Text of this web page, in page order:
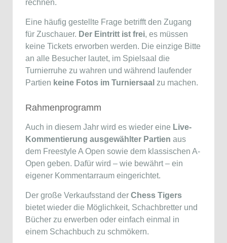
rechnen.
Eine häufig gestellte Frage betrifft den Zugang
für Zuschauer. Der Eintritt ist frei, es müssen
keine Tickets erworben werden. Die einzige Bitte
an alle Besucher lautet, im Spielsaal die
Turnierruhe zu wahren und während laufender
Partien keine Fotos im Turniersaal zu machen.
Rahmenprogramm
Auch in diesem Jahr wird es wieder eine Live-
Kommentierung ausgewählter Partien aus
dem Freestyle A Open sowie dem klassischen A-
Open geben. Dafür wird – wie bewährt – ein
eigener Kommentarraum eingerichtet.
Der große Verkaufsstand der Chess Tigers
bietet wieder die Möglichkeit, Schachbretter und
Bücher zu erwerben oder einfach einmal in
einem Schachbuch zu schmökern.